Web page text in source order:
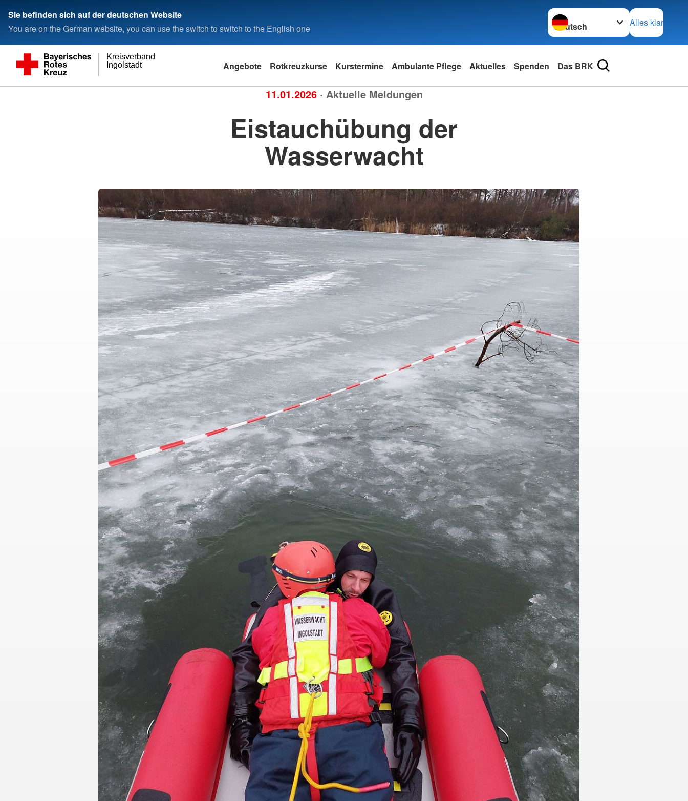
Sie befinden sich auf der deutschen Website
You are on the German website, you can use the switch to switch to the English one
Sprache wechseln zu
Alles klar
Ingolstadt
Kreisverband
Angebote Rotkreuzkurse Kurstermine Ambulante Pflege Aktuelles Spenden Das BRK
11.01.2026 · Aktuelle Meldungen
Eistauchübung der
Wasserwacht